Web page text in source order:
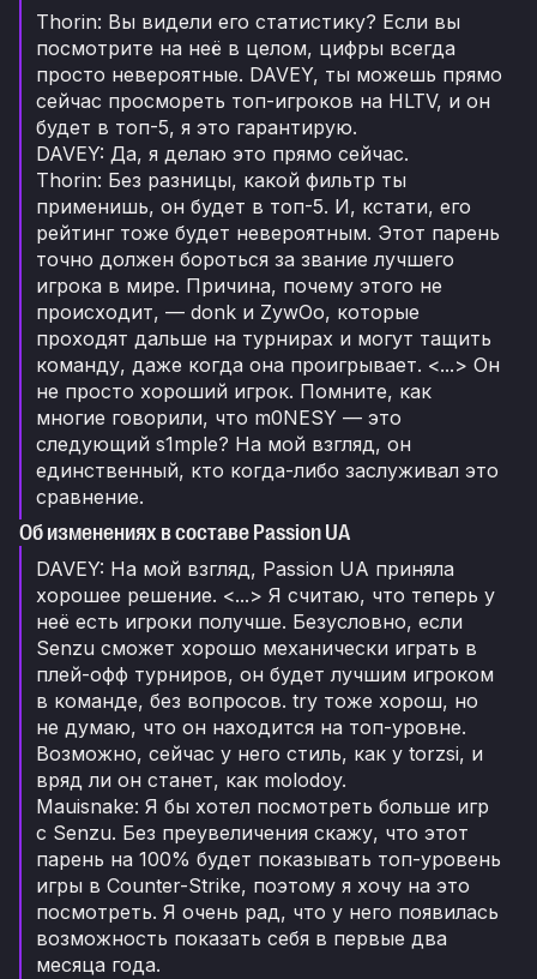
Thorin: Вы видели его статистику? Если вы
посмотрите на неё в целом, цифры всегда
просто невероятные. DAVEY, ты можешь прямо
сейчас просмореть топ-игроков на HLTV, и он
будет в топ-5, я это гарантирую.
DAVEY: Да, я делаю это прямо сейчас.
Thorin: Без разницы, какой фильтр ты
применишь, он будет в топ-5. И, кстати, его
рейтинг тоже будет невероятным. Этот парень
точно должен бороться за звание лучшего
игрока в мире. Причина, почему этого не
происходит, — donk и ZywOo, которые
проходят дальше на турнирах и могут тащить
команду, даже когда она проигрывает. <...> Он
не просто хороший игрок. Помните, как
многие говорили, что m0NESY — это
следующий s1mple? На мой взгляд, он
единственный, кто когда-либо заслуживал это
сравнение.
Об изменениях в составе Passion UA
DAVEY: На мой взгляд, Passion UA приняла
хорошее решение. <...> Я считаю, что теперь у
неё есть игроки получше. Безусловно, если
Senzu сможет хорошо механически играть в
плей-офф турниров, он будет лучшим игроком
в команде, без вопросов. try тоже хорош, но
не думаю, что он находится на топ-уровне.
Возможно, сейчас у него стиль, как у torzsi, и
вряд ли он станет, как molodoy.
Mauisnake: Я бы хотел посмотреть больше игр
с Senzu. Без преувеличения скажу, что этот
парень на 100% будет показывать топ-уровень
игры в Counter-Strike, поэтому я хочу на это
посмотреть. Я очень рад, что у него появилась
возможность показать себя в первые два
месяца года.